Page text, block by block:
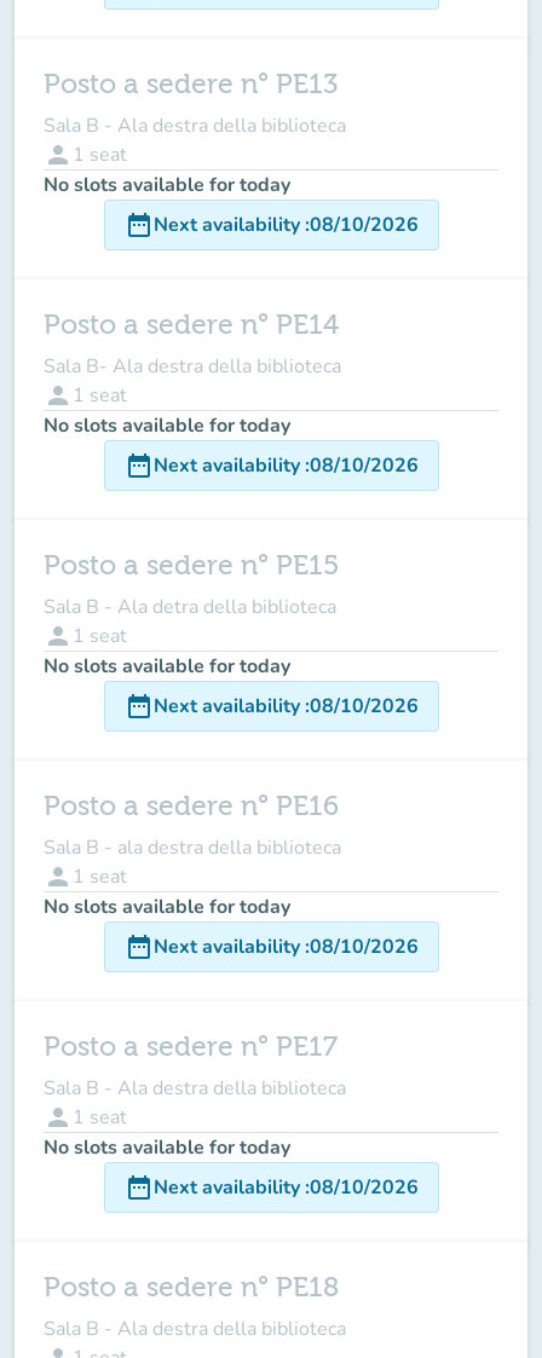
Posto a sedere n° PE13
Sala B - Ala destra della biblioteca
person 1 seat
No slots available for today
date_rangeNext availability:08/10/2026
Posto a sedere n° PE14
Sala B- Ala destra della biblioteca
person 1 seat
No slots available for today
date_rangeNext availability:08/10/2026
Posto a sedere n° PE15
Sala B - Ala detra della biblioteca
person 1 seat
No slots available for today
date_rangeNext availability:08/10/2026
Posto a sedere n° PE16
Sala B - ala destra della biblioteca
person 1 seat
No slots available for today
date_rangeNext availability:08/10/2026
Posto a sedere n° PE17
Sala B - Ala destra della biblioteca
person 1 seat
No slots available for today
date_rangeNext availability:08/10/2026
Posto a sedere n° PE18
Sala B - Ala destra della biblioteca